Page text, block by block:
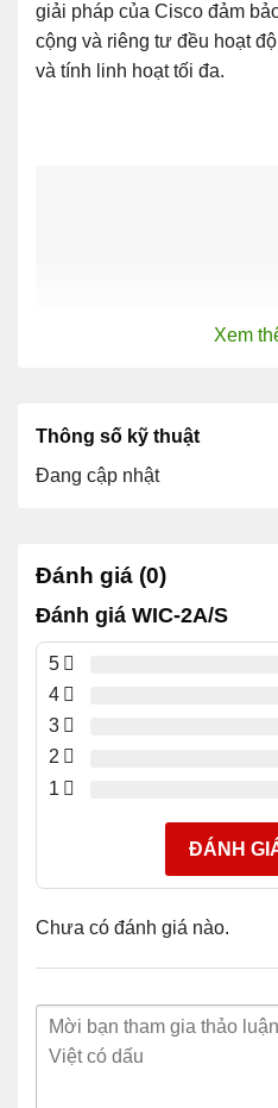
giải pháp của Cisco đảm
cộng và riêng tư đều hoạt
và tính linh hoạt tối đa.
Chung
Loại thiết bị
Yếu tố hình thức
Kết nối mạng
Tốc độ truyền dữ liệu
Chỉ báo trạng thái
Mở rộng / Kết nối
Xem
Thông số kỹ thuật
Đang cập nhật
Đánh giá (0)
Đánh giá WIC-2A/S
5
4
3
2
1
ĐÁNH
Chưa có đánh giá nào.